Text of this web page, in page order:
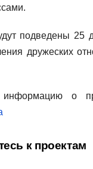
подведены
дружеских
информацию о
к проектам